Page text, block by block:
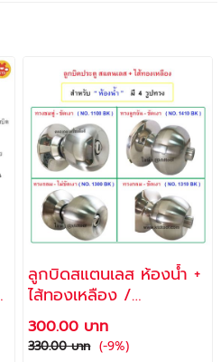
ลูกบิดสแตนเลส ห้องน้ำ +
ไส้ทองเหลือง /
ALLWAYS
300.00 บาท
330.00 บาท (-9%)